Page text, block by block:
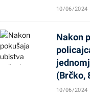
10/06/2024
Nakon
(Brčko,
10/06/2024